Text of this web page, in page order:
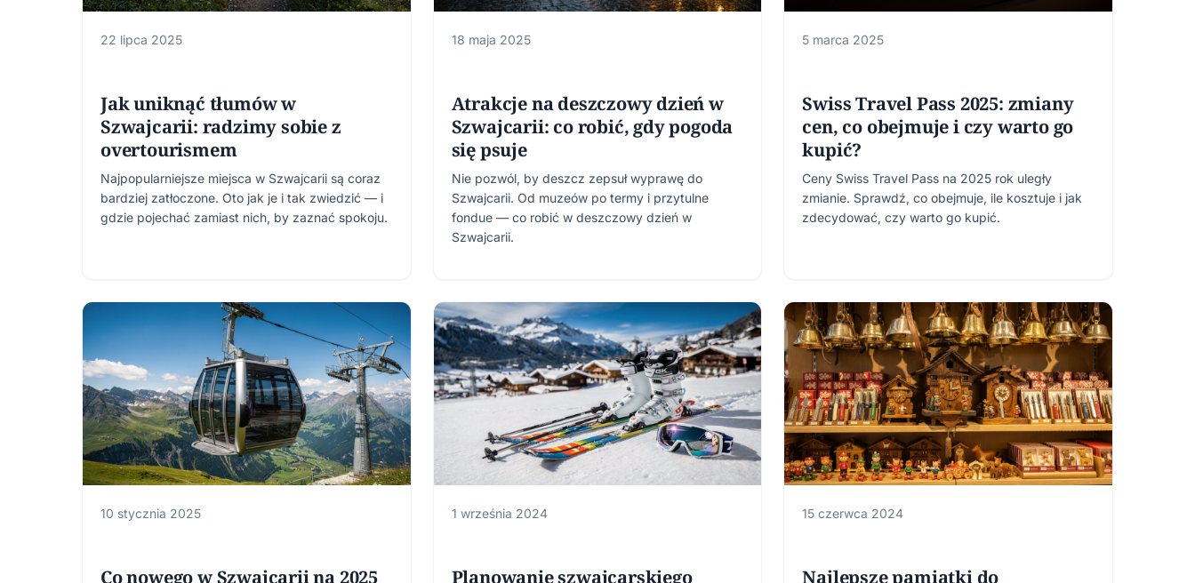
22 lipca 2025
Jak uniknąć tłumów w
Szwajcarii: radzimy sobie z
overtourismem
Najpopularniejsze miejsca w Szwajcarii są coraz
bardziej zatłoczone. Oto jak je i tak zwiedzić — i
gdzie pojechać zamiast nich, by zaznać spokoju.
18 maja 2025
Atrakcje na deszczowy dzień w
Szwajcarii: co robić, gdy pogoda
się psuje
Nie pozwól, by deszcz zepsuł wyprawę do
Szwajcarii. Od muzeów po termy i przytulne
fondue — co robić w deszczowy dzień w
Szwajcarii.
5 marca 2025
Swiss Travel Pass 2025: zmiany
cen, co obejmuje i czy warto go
kupić?
Ceny Swiss Travel Pass na 2025 rok uległy
zmianie. Sprawdź, co obejmuje, ile kosztuje i jak
zdecydować, czy warto go kupić.
10 stycznia 2025
Co nowego w Szwajcarii na 2025
1 września 2024
Planowanie szwajcarskiego
15 czerwca 2024
Najlepsze pamiątki do